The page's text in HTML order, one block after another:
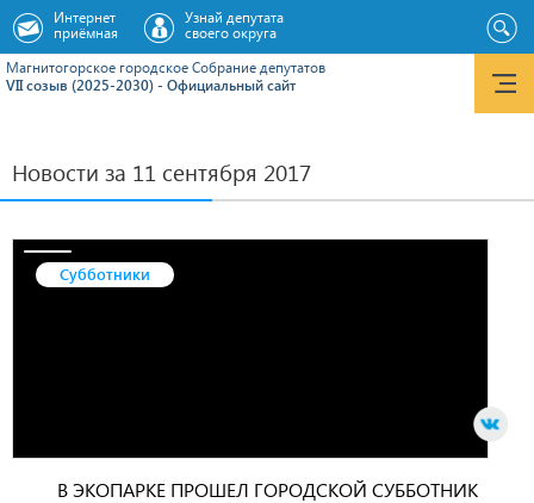
Магнитогорское городское Cобрание депутатов
VII созыв (2025-2030) - Официальный сайт
Интернет
приёмная
Узнай депутата
своего округа
Новости за 11 сентября 2017
Субботники
В ЭКОПАРКЕ ПРОШЕЛ ГОРОДСКОЙ СУББОТНИК